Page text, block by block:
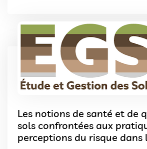
Les notions de santé et de
sols confrontées aux
perceptions du risque dans